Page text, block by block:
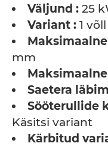
Väljund : 25
Variant : 1 võll
mm
Saetera
Sööterullide
Käsitsi variant
Kärbitud